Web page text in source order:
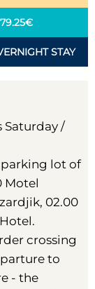
STAY
Saturday /
lot of
Motel
02.00
crossing
to
- the